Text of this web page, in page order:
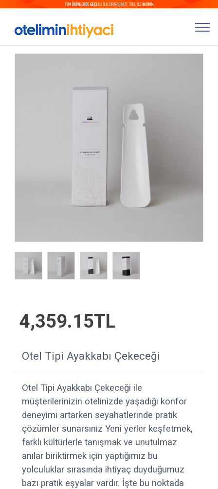
Otel Tipi Ayakkabı Çekeceği
Otel Tipi Ayakkabı Çekeceği ile
müşterilerinizin otelinizde yaşadığı konfor
deneyimi artarken seyahatlerinde pratik
çözümler sunarsınız Yeni yerler keşfetmek,
farklı kültürlerle tanışmak ve unutulmaz
anılar biriktirmek için yaptığımız bu
yolculuklar sırasında ihtiyaç duyduğumuz
bazı pratik eşyalar vardır. İşte bu noktada
4,359.15TL